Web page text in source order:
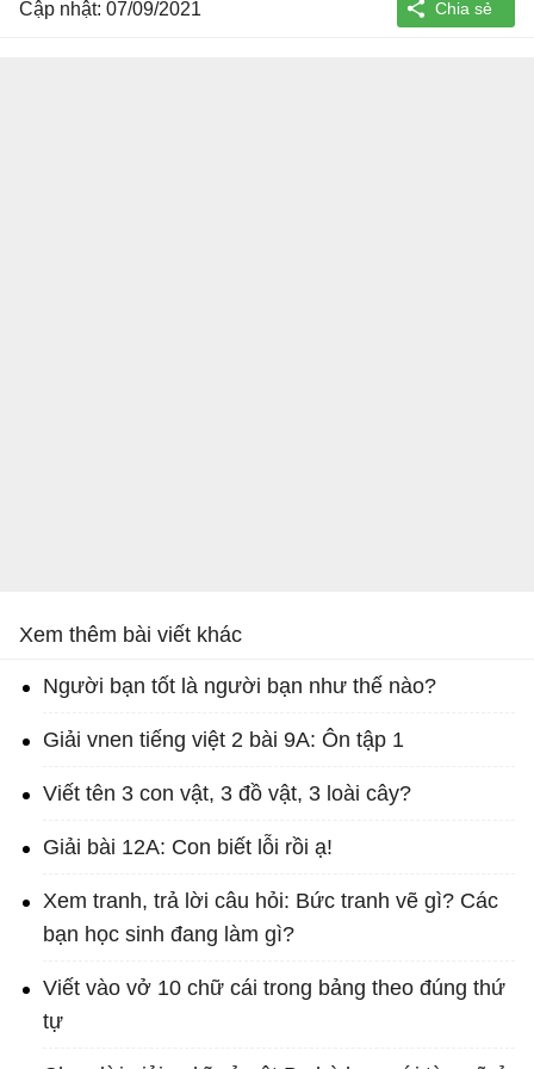
Cập nhật: 07/09/2021
Xem thêm bài viết khác
Người bạn tốt là người bạn như thế nào?
Giải vnen tiếng việt 2 bài 9A: Ôn tập 1
Viết tên 3 con vật, 3 đồ vật, 3 loài cây?
Giải bài 12A: Con biết lỗi rồi ạ!
Xem tranh, trả lời câu hỏi: Bức tranh vẽ gì? Các
bạn học sinh đang làm gì?
Viết vào vở 10 chữ cái trong bảng theo đúng thứ
tự